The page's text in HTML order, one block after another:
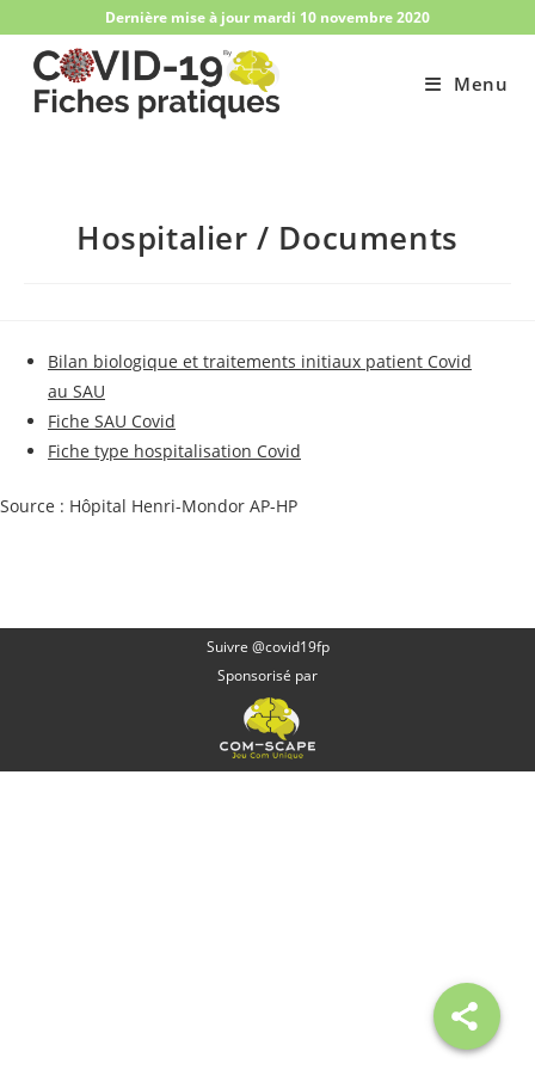
content
Dernière mise à jour mardi 10 novembre 2020
Menu
Hospitalier / Documents
Bilan biologique et traitements initiaux patient Covid
au SAU
Fiche SAU Covid
Fiche type hospitalisation Covid
Source : Hôpital Henri-Mondor AP-HP
Suivre @covid19fp
Sponsorisé par